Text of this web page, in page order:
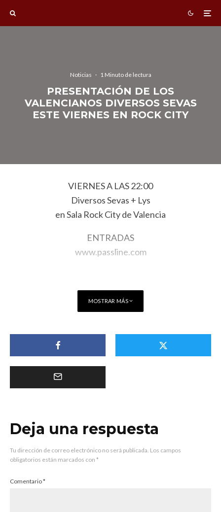
Noticias · 1 Minuto de lectura
PRESENTACIÓN DE LOS
VALENCIANOS DIVERSOS SEVAS
ESTE VIERNES EN ROCK CITY
VIERNES A LAS 22:00
Diversos Sevas + Lys
en Sala Rock City de Valencia
ENTRADAS
www.passline.com
MOSTRAR MÁS
Deja una respuesta
Tu dirección de correo electrónico no será publicada. Los campos
obligatorios están marcados con *
Comentario*